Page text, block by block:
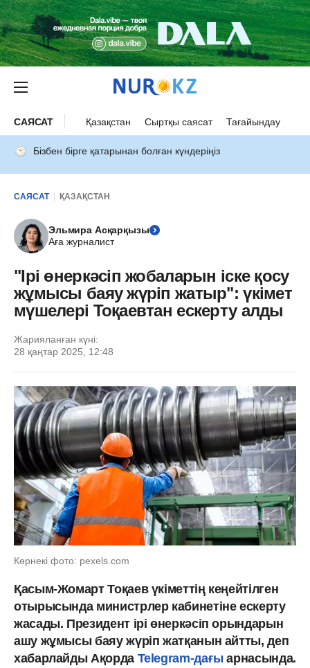
САЯСАТ Қазақстан Сыртқы саясат Тағайындау
Бізбен бірге қатарынан болған күндеріңіз
САЯСАТ ҚАЗАҚСТАН
Эльмира Асқарқызы
Аға журналист
"Ірі өнеркәсіп жобаларын іске қосу
жұмысы баяу жүріп жатыр": үкімет
мүшелері Тоқаевтан ескерту алды
Жарияланған күні:
28 қаңтар 2025, 12:48
Көрнекі фото: pexels.com
Қасым-Жомарт Тоқаев үкіметтің кеңейтілген
отырысында министрлер кабинетіне ескерту
жасады. Президент ірі өнеркәсіп орындарын
ашу жұмысы баяу жүріп жатқанын айтты, деп
хабарлайды Ақорда Telegram-дағыарнасында.